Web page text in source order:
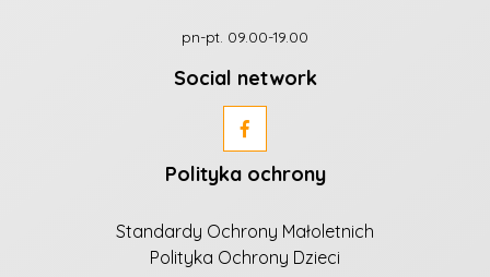
pn-pt. 09.00-19.00
Social network
Polityka ochrony
Standardy Ochrony Małoletnich
Polityka Ochrony Dzieci